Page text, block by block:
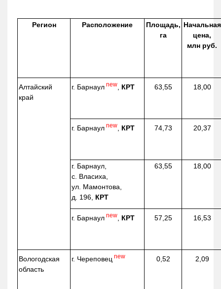
Регион Расположение
Площадь,
га
Начальная
цена,
млн руб.
Алтайский
край
г. Барнаул new КРТ 63,55 18,00
г. Барнаул new КРТ 74,73 20,37
г. Барнаул,
с. Власиха,
ул. Мамонтова,
д. 196, КРТ
63,55 18,00
г. Барнаул new КРТ 57,25 16,53
Вологодская
область
г. Череповец new 0,52 2,09